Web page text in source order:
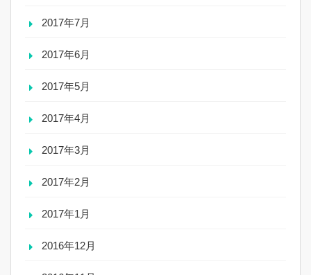
2017年7月
2017年6月
2017年5月
2017年4月
2017年3月
2017年2月
2017年1月
2016年12月